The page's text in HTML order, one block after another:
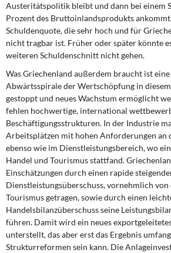
Austeritätspolitik bleibt und dann bei einem
Prozent des Bruttoinlandsprodukts
Schuldenquote, die sehr hoch und für
nicht tragbar ist. Früher oder später könnte
weiteren Schuldenschnitt nicht gehen.
Was Griechenland außerdem braucht ist
Abwärtsspirale der Wertschöpfung in diesem
gestoppt und neues Wachstum ermöglicht
fehlen hochwertige, international
Beschäftigungsstrukturen. In der Industrie
Arbeitsplätzen mit hohen Anforderungen an
ebenso wie im Dienstleistungsbereich, wo
Handel und Tourismus stattfand.
Einschätzungen durch einen rapide
Dienstleistungsüberschuss, vornehmlich von
Tourismus getragen, sowie durch einen
Handelsbilanzüberschuss seine
führen. Damit wird ein neues
unterstellt, das aber erst das Ergebnis
Strukturreformen sein kann. Die